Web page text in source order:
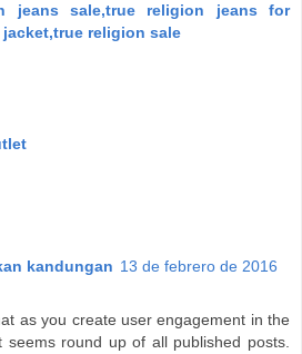
jeans sale,true religion jeans for
religion sale
kandungan 13 de febrero de 2016
as you create user engagement in the
seems round up of all published posts.